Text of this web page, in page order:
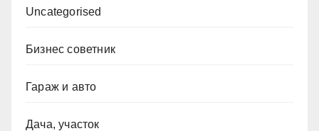
Uncategorised
Бизнес советник
Гараж и авто
Дача, участок